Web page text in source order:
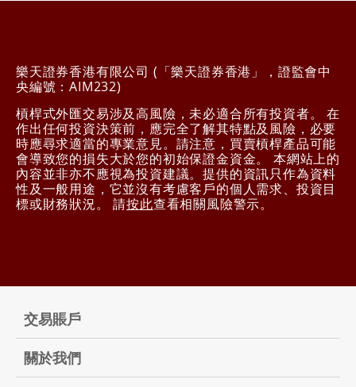
樂天證券香港有限公司 (「樂天證券香港」，證監會中
央編號：AIM232)
槓桿式外匯交易涉及高風險，未必適合所有投資者。 在
作出任何投資決策前，應完全了解其特點及風險，必要
時應尋求適當的專業意見。請注意，買賣槓桿產品可能
會導致您的損失大於您的初始保證金資金。 本網站上的
內容並非亦不應視為投資建議。提供的資訊只作為資料
性及一般用途，它並沒有考慮客戶的個人需求、投資目
標或財務狀況。 請按此查看相關風險警示。
交易賬戶
關於我們